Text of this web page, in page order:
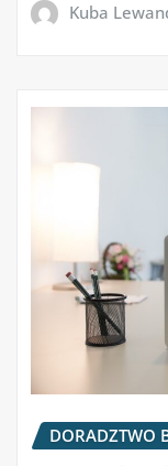
Kuba
DORADZTWO